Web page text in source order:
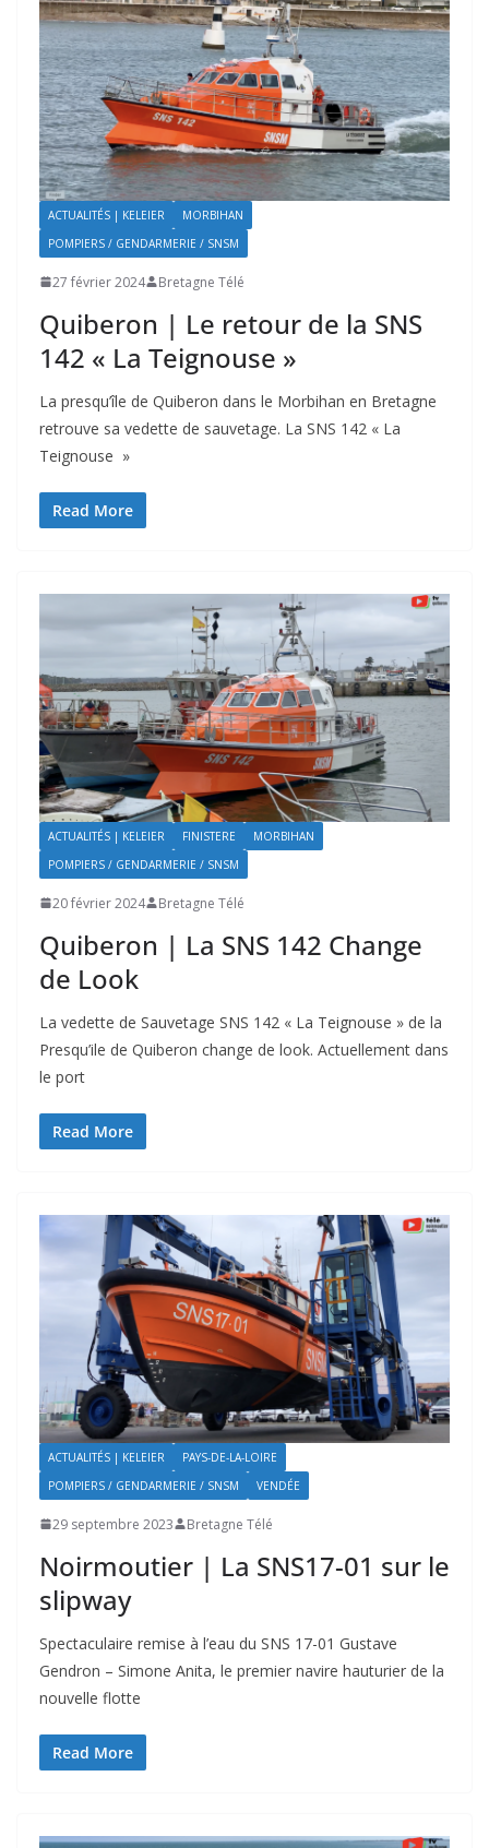
ACTUALITÉS | KELEIER
MORBIHAN
POMPIERS / GENDARMERIE / SNSM
27 février 2024 Bretagne Télé
Quiberon | Le retour de la SNS
142 « La Teignouse »
La presqu’île de Quiberon dans le Morbihan en Bretagne
retrouve sa vedette de sauvetage. La SNS 142 « La
Teignouse »
Read More
ACTUALITÉS | KELEIER FINISTERE
MORBIHAN
POMPIERS / GENDARMERIE / SNSM
20 février 2024 Bretagne Télé
Quiberon | La SNS 142 Change
de Look
La vedette de Sauvetage SNS 142 « La Teignouse » de la
Presqu’ile de Quiberon change de look. Actuellement dans
le port
Read More
ACTUALITÉS | KELEIER
PAYS-DE-LA-LOIRE
POMPIERS / GENDARMERIE / SNSM
VENDÉE
29 septembre 2023 Bretagne Télé
Noirmoutier | La SNS17-01 sur le
slipway
Spectaculaire remise à l’eau du SNS 17-01 Gustave
Gendron – Simone Anita, le premier navire hauturier de la
nouvelle flotte
Read More